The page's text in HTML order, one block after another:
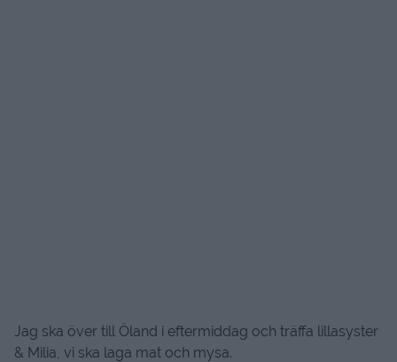
Jag ska över till Öland i eftermiddag och träffa lillasyster
& Milia, vi ska laga mat och mysa.